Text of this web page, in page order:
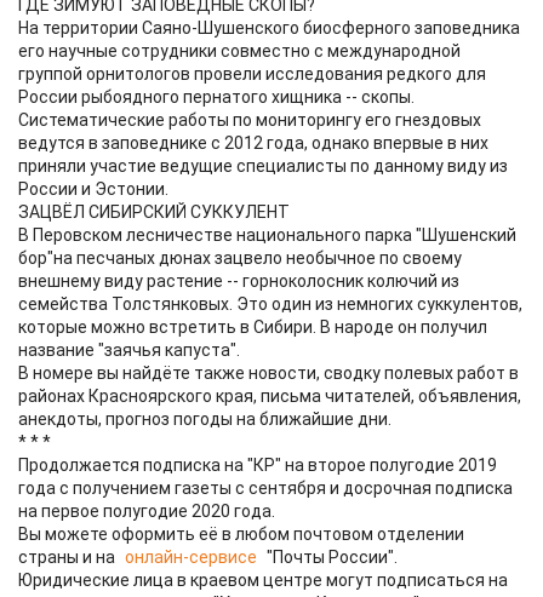
ГДЕ ЗИМУЮТ ЗАПОВЕДНЫЕ СКОПЫ?
На территории Саяно-Шушенского биосферного заповедника
его научные сотрудники совместно с международной
группой орнитологов провели исследования редкого для
России рыбоядного пернатого хищника -- скопы.
Систематические работы по мониторингу его гнездовых
ведутся в заповеднике с 2012 года, однако впервые в них
приняли участие ведущие специалисты по данному виду из
России и Эстонии.
ЗАЦВЁЛ СИБИРСКИЙ СУККУЛЕНТ
В Перовском лесничестве национального парка "Шушенский
бор"на песчаных дюнах зацвело необычное по своему
внешнему виду растение -- горноколосник колючий из
семейства Толстянковых. Это один из немногих суккулентов,
которые можно встретить в Сибири. В народе он получил
название "заячья капуста".
В номере вы найдёте также новости, сводку полевых работ в
районах Красноярского края, письма читателей, объявления,
анекдоты, прогноз погоды на ближайшие дни.
* * *
Продолжается подписка на "КР" на второе полугодие 2019
года с получением газеты с сентября и досрочная подписка
на первое полугодие 2020 года.
Вы можете оформить её в любом почтовом отделении
страны и на онлайн-сервисе "Почты России".
Юридические лица в краевом центре могут подписаться на